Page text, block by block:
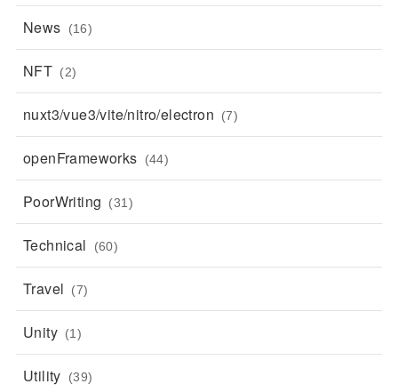
News (16)
NFT (2)
nuxt3/vue3/vite/nitro/electron (7)
openFrameworks (44)
PoorWriting (31)
Technical (60)
Travel (7)
Unity (1)
Utility (39)